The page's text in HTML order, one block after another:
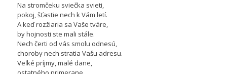
Na stromčeku sviečka svieti,
pokoj, šťastie nech k Vám letí.
A keď rozžiaria sa Vaše tváre,
by hojnosti ste mali stále.
Nech čerti od vás smolu odnesú,
choroby nech stratia Vašu adresu.
Veľké príjmy, malé dane,